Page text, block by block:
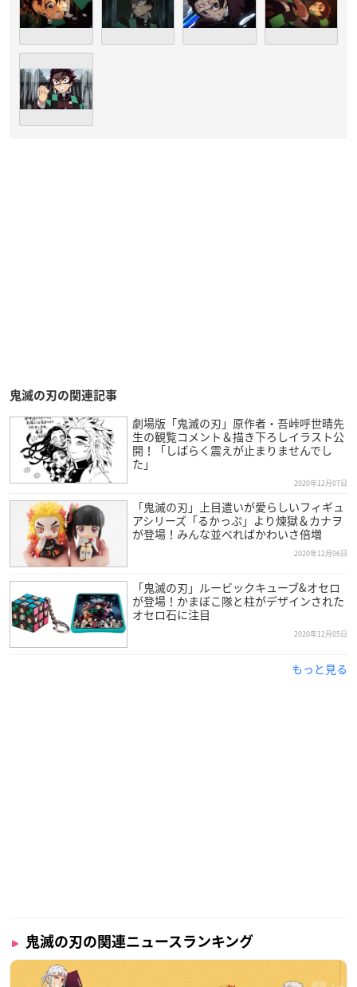
鬼滅の刃の関連記事
劇場版「鬼滅の刃」原作者・吾峠呼世晴先
生の観覧コメント＆描き下ろしイラスト公
開！「しばらく震えが止まりませんでし
た」
2020年12月07日
「鬼滅の刃」上目遣いが愛らしいフィギュ
アシリーズ「るかっぷ」より煉獄＆カナヲ
が登場！みんな並べればかわいさ倍増
2020年12月06日
「鬼滅の刃」ルービックキューブ&オセロ
が登場！かまぼこ隊と柱がデザインされた
オセロ石に注目
2020年12月05日
もっと見る
鬼滅の刃の関連ニュースランキング